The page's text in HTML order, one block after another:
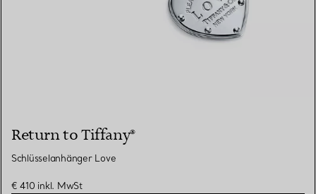
Return to Tiffany®
Schlüsselanhänger Love
€ 410 inkl. MwSt